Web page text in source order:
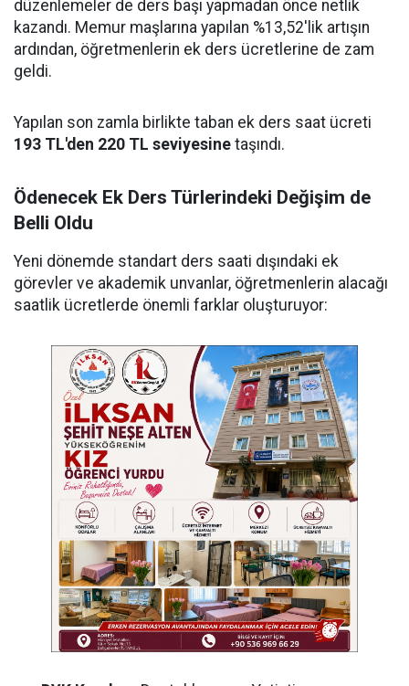
düzenlemeler de ders başı yapmadan önce netlik
kazandı. Memur maşlarına yapılan %13,52'lik artışın
ardından, öğretmenlerin ek ders ücretlerine de zam
geldi.
Yapılan son zamla birlikte taban ek ders saat ücreti
193 TL'den 220 TL seviyesine taşındı.
Ödenecek Ek Ders Türlerindeki Değişim de
Belli Oldu
Yeni dönemde standart ders saati dışındaki ek
görevler ve akademik unvanlar, öğretmenlerin alacağı
saatlik ücretlerde önemli farklar oluşturuyor: